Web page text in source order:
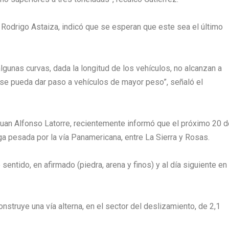
Astaiza, indicó que se esperan que este sea el último
curvas, dada la longitud de los vehículos, no alcanzan a
pueda dar paso a vehículos de mayor peso”, señaló el
Alfonso Latorre, recientemente informó que el próximo 20
por la vía Panamericana, entre La Sierra y Rosas.
en afirmado (piedra, arena y finos) y al día siguiente en
una vía alterna, en el sector del deslizamiento, de 2,1